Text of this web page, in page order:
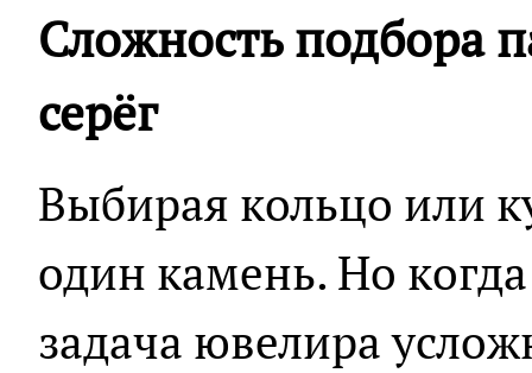
Сложность подбора
серёг
Выбирая кольцо или
один камень. Но когда
задача ювелира